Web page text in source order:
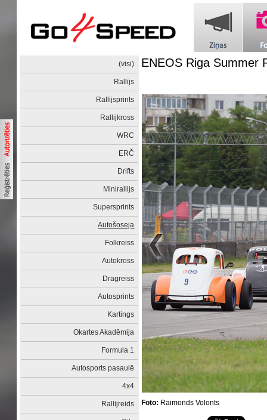
(visi)
Rallijs
Rallijsprints
Rallijkross
WRC
ERČ
Drifts
Minirallijs
Supersprints
Autošoseja
Folkreiss
Autokross
Dragreiss
Autosprints
Kartings
Okartes Akadēmija
Formula 1
Autosports pasaulē
4x4
Rallijreids
ENEOS Riga Summer
Foto: Raimonds Volonts